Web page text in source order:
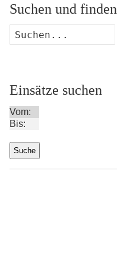
Suchen und finden
Einsätze suchen
Vom:
Bis: